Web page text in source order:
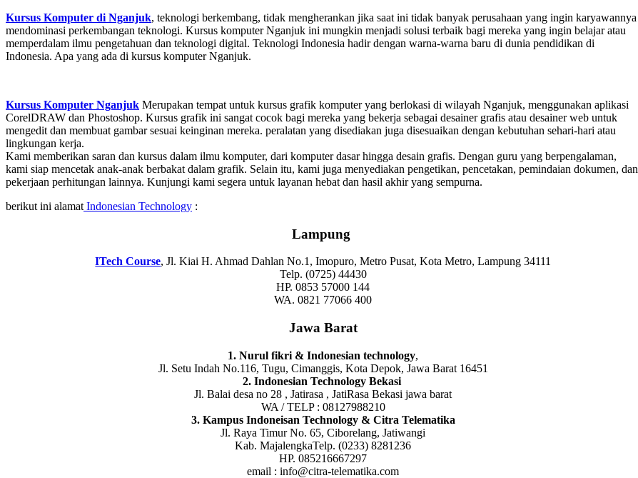
Kursus Komputer di Nganjuk, teknologi berkembang, tidak mengherankan jika saat ini tidak banyak perusahaan yang ingin karyawannya
mendominasi perkembangan teknologi. Kursus komputer Nganjuk ini mungkin menjadi solusi terbaik bagi mereka yang ingin belajar atau
memperdalam ilmu pengetahuan dan teknologi digital. Teknologi Indonesia hadir dengan warna-warna baru di dunia pendidikan di
Indonesia. Apa yang ada di kursus komputer Nganjuk.
Kursus Komputer Nganjuk Merupakan tempat untuk kursus grafik komputer yang berlokasi di wilayah Nganjuk, menggunakan aplikasi
CorelDRAW dan Phostoshop. Kursus grafik ini sangat cocok bagi mereka yang bekerja sebagai desainer grafis atau desainer web untuk
mengedit dan membuat gambar sesuai keinginan mereka. peralatan yang disediakan juga disesuaikan dengan kebutuhan sehari-hari atau
lingkungan kerja.
Kami memberikan saran dan kursus dalam ilmu komputer, dari komputer dasar hingga desain grafis. Dengan guru yang berpengalaman,
kami siap mencetak anak-anak berbakat dalam grafik. Selain itu, kami juga menyediakan pengetikan, pencetakan, pemindaian dokumen, dan
pekerjaan perhitungan lainnya. Kunjungi kami segera untuk layanan hebat dan hasil akhir yang sempurna.
berikut ini alamat Indonesian Technology :
Lampung
ITech Course, Jl. Kiai H. Ahmad Dahlan No.1, Imopuro, Metro Pusat, Kota Metro, Lampung 34111
Telp. (0725) 44430
HP. 0853 57000 144
WA. 0821 77066 400
Jawa Barat
1. Nurul fikri & Indonesian technology,
Jl. Setu Indah No.116, Tugu, Cimanggis, Kota Depok, Jawa Barat 16451
2. Indonesian Technology Bekasi
Jl. Balai desa no 28 , Jatirasa , JatiRasa Bekasi jawa barat
WA / TELP : 08127988210
3. Kampus Indoneisan Technology & Citra Telematika
Jl. Raya Timur No. 65, Ciborelang, Jatiwangi
Kab. MajalengkaTelp. (0233) 8281236
HP. 085216667297
email : info@citra-telematika.com